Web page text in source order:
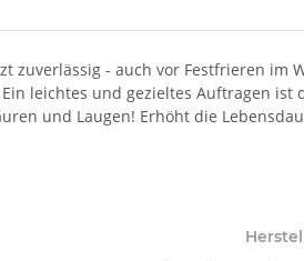
- auch vor Festfrieren im
leichtes und gezieltes Auftragen
und Laugen! Erhöht die